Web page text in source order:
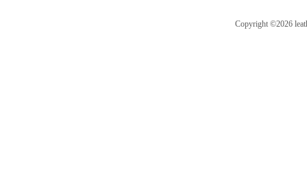
Copyright ©2026